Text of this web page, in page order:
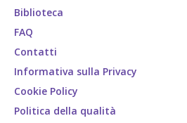
Biblioteca
FAQ
Contatti
Informativa sulla Privacy
Cookie Policy
Politica della qualità